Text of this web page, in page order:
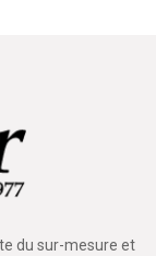
du sur-mesure et